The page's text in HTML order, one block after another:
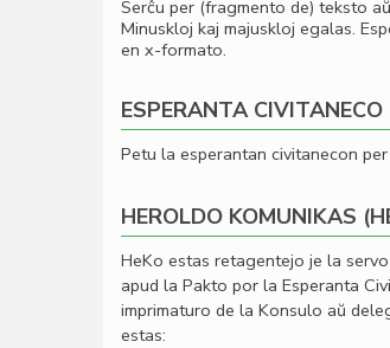
Serĉu per (fragmento de) teksto
Minuskloj kaj majuskloj egalas.
en x-formato.
ESPERANTA CIVITANECO
Petu la esperantan civitanecon
HEROLDO KOMUNIKAS
HeKo estas retagentejo je la
apud la Pakto por la Esperanta
imprimaturo de la Konsulo aŭ
estas: